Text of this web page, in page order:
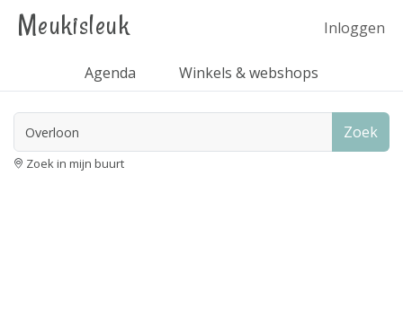
Meukisleuk Inloggen
Agenda Winkels & webshops
Zoek
Zoek in mijn buurt